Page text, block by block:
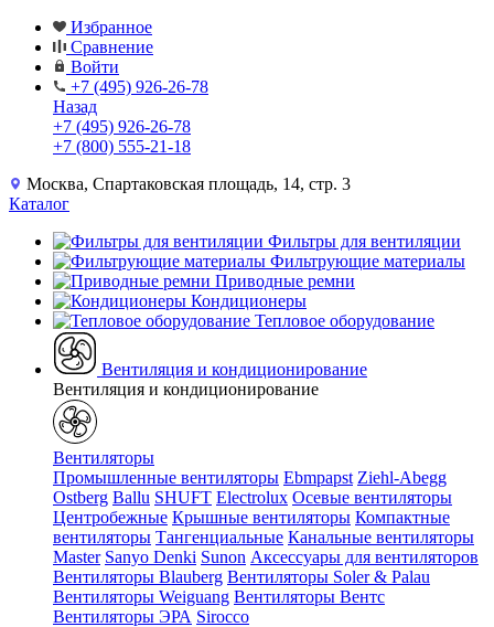
Избранное
Сравнение
Войти
+7 (495) 926-26-78
Назад
+7 (495) 926-26-78
+7 (800) 555-21-18
Москва, Спартаковская площадь, 14, стр. 3
Каталог
Фильтры для вентиляции
Фильтрующие материалы
Приводные ремни
Кондиционеры
Тепловое оборудование
Вентиляция и кондиционирование
Вентиляция и кондиционирование
Вентиляторы
Промышленные вентиляторы Ebmpapst Ziehl-Abegg
Ostberg Ballu SHUFT Electrolux Осевые вентиляторы
Центробежные Крышные вентиляторы Компактные
вентиляторы Тангенциальные Канальные вентиляторы
Master Sanyo Denki Sunon Аксессуары для вентиляторов
Вентиляторы Blauberg Вентиляторы Soler & Palau
Вентиляторы Weiguang Вентиляторы Вентс
Вентиляторы ЭРА Sirocco